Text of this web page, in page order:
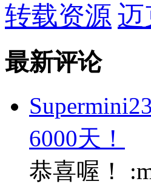
转载资源 迈
最新评论
6000天！
恭喜喔！